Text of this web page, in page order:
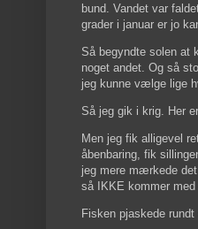
bund. Vandet var
grader i januar er jo
Så begyndte solen at
noget andet. Og så
jeg kunne vælge lige
Så jeg gik i krig. Her
Men jeg fik alligevel
åbenbaring, fik
jeg mere mærkede
så IKKE kommer
Fisken pjaskede